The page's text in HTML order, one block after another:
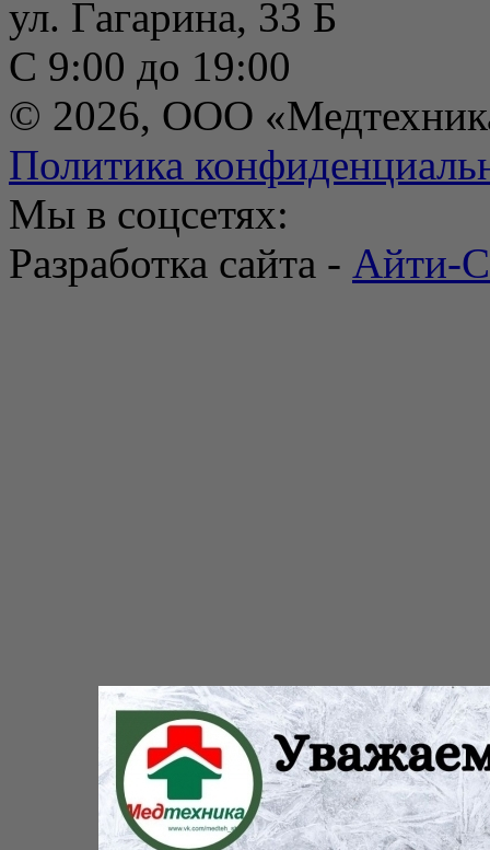
ул. Гагарина, 33 Б
С 9:00 до 19:00
© 2026, ООО
Политика
Мы в соцсетях:
Разработка сайта - Айти-